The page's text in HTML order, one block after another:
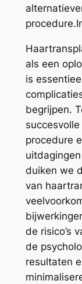
als een
is
begrijpen.
procedure
duiken we
van
de risico’s
de
resultaten